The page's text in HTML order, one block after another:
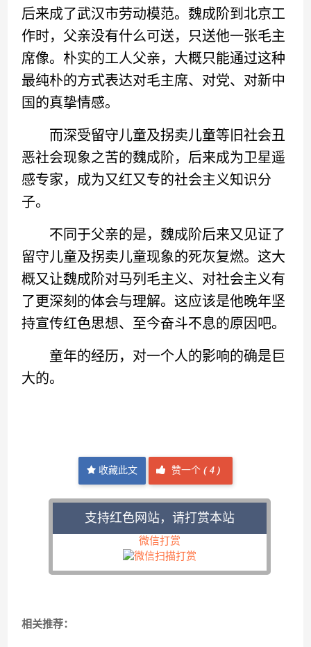
后来成了武汉市劳动模范。魏成阶到北京工
作时，父亲没有什么可送，只送他一张毛主
席像。朴实的工人父亲，大概只能通过这种
最纯朴的方式表达对毛主席、对党、对新中
国的真挚情感。
而深受留守儿童及拐卖儿童等旧社会丑
恶社会现象之苦的魏成阶，后来成为卫星遥
感专家，成为又红又专的社会主义知识分
子。
不同于父亲的是，魏成阶后来又见证了
留守儿童及拐卖儿童现象的死灰复燃。这大
概又让魏成阶对马列毛主义、对社会主义有
了更深刻的体会与理解。这应该是他晚年坚
持宣传红色思想、至今奋斗不息的原因吧。
童年的经历，对一个人的影响的确是巨
大的。
收藏此文 赞一个 (4 )
支持红色网站，请打赏本站
微信打赏
相关推荐：